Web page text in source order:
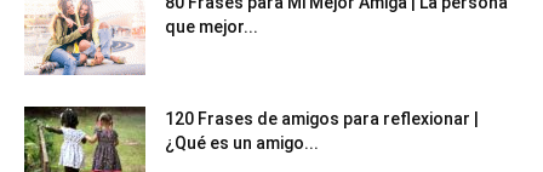
que mejor...
120 Frases de amigos para reflexionar |
¿Qué es un amigo...